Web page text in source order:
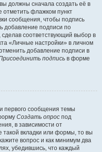
должны сначала создать её в
отметить флажком пункт
сообщения, чтобы подпись
добавление подписи по
соответствующий выбор в
«Личные настройки» в личном
добавление подписи в
подпись в форме
первого сообщения темы
Создать опрос под
в зависимости от
такой вкладки или формы, то вы
вопрос и как минимум два
убедившись, что каждый